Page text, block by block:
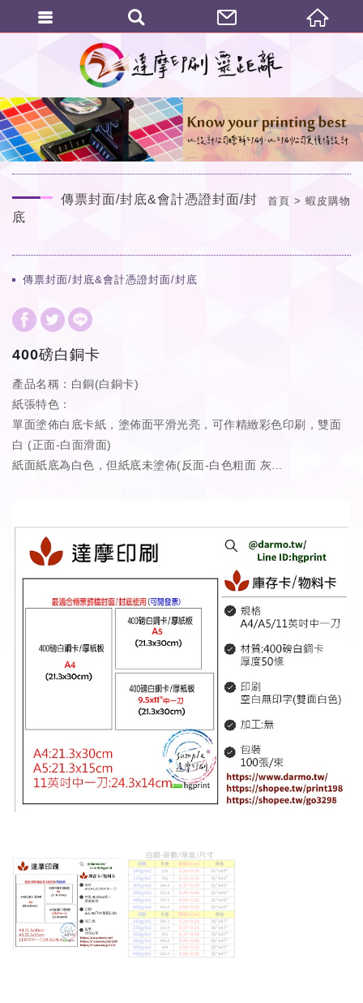
首頁 蝦皮購物
傳票封面/封底&會計憑證封面/封
底
傳票封面/封底&會計憑證封面/封底
400磅白銅卡
產品名稱：白銅(白銅卡)
紙張特色：
單面塗佈白底卡紙，塗佈面平滑光亮，可作精緻彩色印刷，雙面
白 (正面-白面滑面)
紙面紙底為白色，但紙底未塗佈(反面-白色粗面 灰...
繁體中文